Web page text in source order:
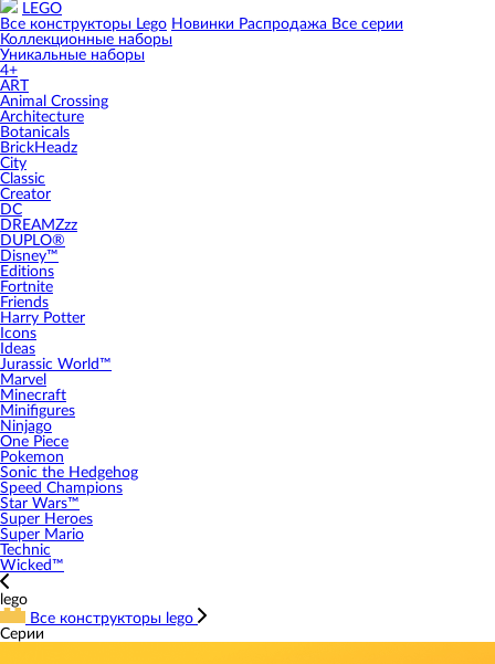
LEGO
Все конструкторы Lego Новинки Распродажа Все серии
Коллекционные наборы
Уникальные наборы
4+
ART
Animal Crossing
Architecture
Botanicals
BrickHeadz
City
Classic
Creator
DC
DREAMZzz
DUPLO®
Disney™
Editions
Fortnite
Friends
Harry Potter
Icons
Ideas
Jurassic World™
Marvel
Minecraft
Minifigures
Ninjago
One Piece
Pokemon
Sonic the Hedgehog
Speed Champions
Star Wars™
Super Heroes
Super Mario
Technic
Wicked™
lego
Все конструкторы lego
Серии